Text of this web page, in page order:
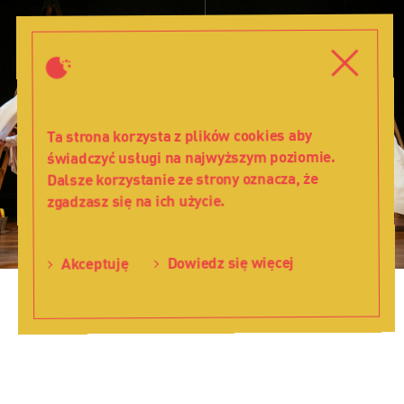
Ta strona korzysta z plików cookies aby
świadczyć usługi na najwyższym poziomie.
Dalsze korzystanie ze strony oznacza, że
zgadzasz się na ich użycie.
Akceptuję Dowiedz się więcej
Hadassa,
purimszpil
w
Muzeum
Polin
-
Teatr
Lalka
Zamknij